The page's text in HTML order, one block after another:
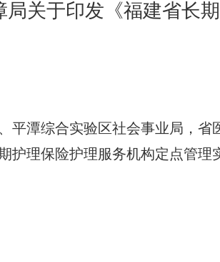
局关于印发《福建省长
平潭综合实验区社会事业局，省
理保险护理服务机构定点管理